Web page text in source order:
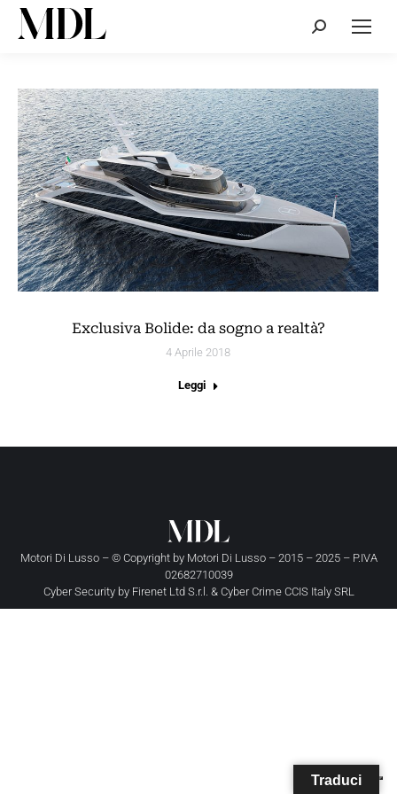
Cerca:
Exclusiva Bolide: da sogno a realtà?
4 Aprile 2018
Leggi
Motori Di Lusso – © Copyright by Motori Di Lusso– 2015 – 2025 – P.IVA
02682710039
Cyber Security by Firenet Ltd S.r.l. & Cyber Crime CCIS Italy SRL
Traduci